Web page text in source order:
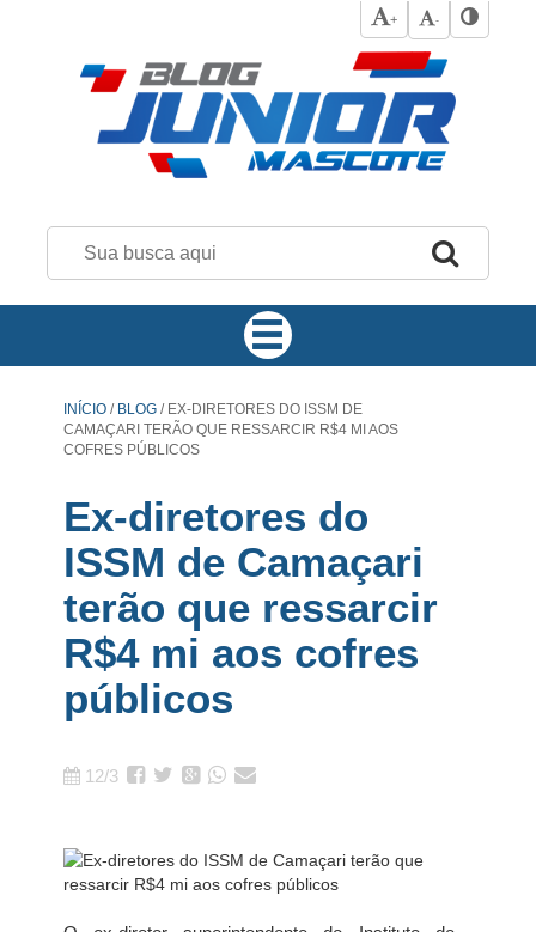
+ -
INÍCIO / BLOG /EX-DIRETORES DO ISSM DE
CAMAÇARI TERÃO QUE RESSARCIR R$4 MI AOS
COFRES PÚBLICOS
Ex-diretores do
ISSM de Camaçari
terão que ressarcir
R$4 mi aos cofres
públicos
12/3